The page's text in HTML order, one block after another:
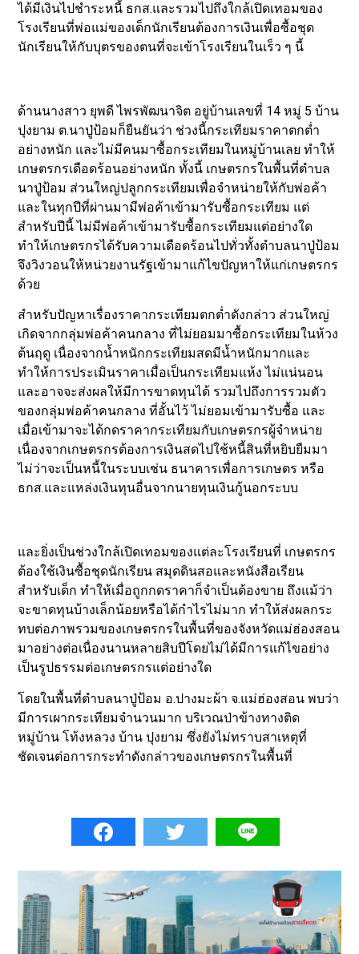
ได้มีเงินไปชำระหนี้ ธกส.และรวมไปถึงใกล้เปิดเทอมของ
โรงเรียนที่พ่อแม่ของเด็กนักเรียนต้องการเงินเพื่อซื้อชุด
นักเรียนให้กับบุตรของตนที่จะเข้าโรงเรียนในเร็ว ๆ นี้
ด้านนางสาว ยุพดี ไพรพัฒนาจิต อยู่บ้านเลขที่ 14 หมู่ 5 บ้าน
ปุงยาม ต.นาปู่ป้อมก็ยืนยันว่า ช่วงนี้กระเทียมราคาตกต่ำ
อย่างหนัก และไม่มีคนมาซื้อกระเทียมในหมู่บ้านเลย ทำให้
เกษตรกรเดือดร้อนอย่างหนัก ทั้งนี้ เกษตรกรในพื้นที่ตำบล
นาปู่ป้อม ส่วนใหญ่ปลูกกระเทียมเพื่อจำหน่ายให้กับพ่อค้า
และในทุกปีที่ผ่านมามีพ่อค้าเข้ามารับซื้อกระเทียม แต่
สำหรับปีนี้ ไม่มีพ่อค้าเข้ามารับซื้อกระเทียมแต่อย่างใด
ทำให้เกษตรกรได้รับความเดือดร้อนไปทั่วทั้งตำบลนาปู่ป้อม
จึงวิงวอนให้หน่วยงานรัฐเข้ามาแก้ไขปัญหาให้แก่เกษตรกร
ด้วย
สำหรับปัญหาเรื่องราคากระเทียมตกต่ำดังกล่าว ส่วนใหญ่
เกิดจากกลุ่มพ่อค้าคนกลาง ที่ไม่ยอมมาซื้อกระเทียมในห้วง
ต้นฤดู เนื่องจากน้ำหนักกระเทียมสดมีน้ำหนักมากและ
ทำให้การประเมินราคาเมื่อเป็นกระเทียมแห้ง ไม่แน่นอน
และอาจจะส่งผลให้มีการขาดทุนได้ รวมไปถึงการรวมตัว
ของกลุ่มพ่อค้าคนกลาง ที่อั้นไว้ ไม่ยอมเข้ามารับซื้อ และ
เมื่อเข้ามาจะได้กดราคากระเทียมกับเกษตรกรผู้จำหน่าย
เนื่องจากเกษตรกรต้องการเงินสดไปใช้หนี้สินที่หยิบยืมมา
ไม่ว่าจะเป็นหนี้ในระบบเช่น ธนาคารเพื่อการเกษตร หรือ
ธกส.และแหล่งเงินทุนอื่นจากนายทุนเงินกู้นอกระบบ
และยิ่งเป็นช่วงใกล้เปิดเทอมของแต่ละโรงเรียนที่ เกษตรกร
ต้องใช้เงินซื้อชุดนักเรียน สมุดดินสอและหนังสือเรียน
สำหรับเด็ก ทำให้เมื่อถูกกดราคาก็จำเป็นต้องขาย ถึงแม้ว่า
จะขาดทุนบ้างเล็กน้อยหรือได้กำไรไม่มาก ทำให้ส่งผลกระ
ทบต่อภาพรวมของเกษตรกรในพื้นที่ของจังหวัดแม่ฮ่องสอน
มาอย่างต่อเนื่องนานหลายสิบปีโดยไม่ได้มีการแก้ไขอย่าง
เป็นรูปธรรมต่อเกษตรกรแต่อย่างใด
โดยในพื้นที่ตำบลนาปู่ป้อม อ.ปางมะผ้า จ.แม่ฮ่องสอน พบว่า
มีการเผากระเทียมจำนวนมาก บริเวณป่าข้างทางติด
หมู่บ้าน โท้งหลวง บ้าน ปุงยาม ซึ่งยังไม่ทราบสาเหตุที่
ชัดเจนต่อการกระทำดังกล่าวของเกษตรกรในพื้นที่